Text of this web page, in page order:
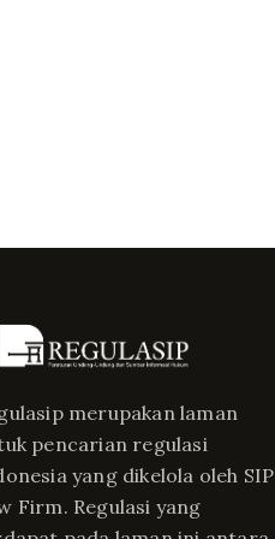
merupakan laman
pencarian regulasi
yang dikelola oleh SIP
Firm. Regulasi yang